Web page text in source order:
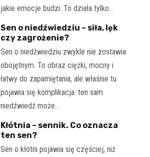
jakie emocje budzi. To działa tylko…
Sen o niedźwiedziu – siła, lęk
czy zagrożenie?
Sen o niedźwiedziu zwykle nie zostawia
obojętnym. To obraz ciężki, mocny i
łatwy do zapamiętania, ale właśnie tu
pojawia się komplikacja: ten sam
niedźwiedź może…
Kłótnia – sennik. Co oznacza
ten sen?
Sen o kłótni pojawia się częściej, niż